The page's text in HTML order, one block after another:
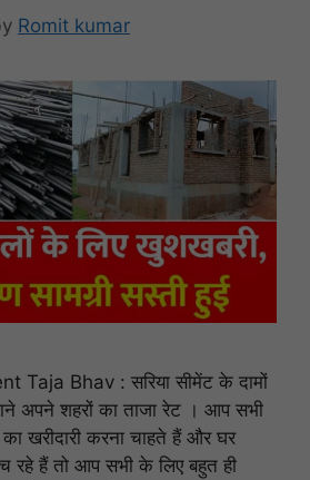
Romit kumar
Taja Bhav : सरिया सीमेंट के दामों
अपने शहरों का ताजा रेट । आप सभी
खरीदारी करना चाहते हैं और घर
रहे हैं तो आप सभी के लिए बहुत ही